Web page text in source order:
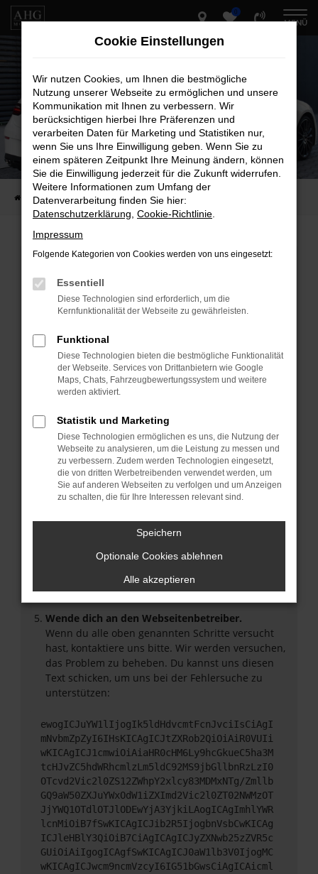
Zum
0
MENÜ
Startseite Fahrzeug-Showroom
Beim Laden ist ein Fehler aufgetreten.
Hier sind ein paar Tipps, die dir helfen können:
Internetverbindung.
Laden andere Webseiten, zum Beispiel deine
Suchmaschine?
Prüfe deine Browsererweiterungen.
das Laden bestimmter Seiten verhindern.
Funktioniert die Seite in einem anderen Browser
oder in einem privaten Fenster?
Starte dein Gerät neu.
Das kann manchmal helfen, vorübergehende
Probleme zu beheben.
Stelle sicher, dass dein Browser und dein
Betriebssystem auf dem neuesten Stand sind.
Veraltete Software birgt nicht nur ein
dass bestimmte Funktionen nicht mehr
Wende dich an den Webseitenbetreiber.
Wenn du alle oben genannten Schritte versucht
hast, kontaktiere uns bitte. Wir werden versuchen,
das Problem zu beheben. Du kannst uns diesen
Text schicken, um uns bei der Fehlersuche zu
unterstützen:
ewogICJuYW1lIjogIk5ldHdvcmtFcnJvciIsCiAgI
mNvbmZpZyI6IHsKICAgICJtZXRob2QiOiAiR0VUIi
wKICAgICJ1cmwiOiAiaHR0cHM6Ly9hcGkueC5ha3M
tcHJvZC5hdWRhcmlzLm5ldC92MS9jbGllbnRzLzI0
OTcvd2Vic2l0ZS12ZWhpY2xlcy83MDMxNTg/Zmllb
GQ9aW50ZXJuYWxOdW1iZXImd2Vic2l0ZT02NWMzOT
JjYWQ1OTdlOTJlODEwYjA3YjkiLAogICAgImhlYWR
lcnMiOiB7fSwKICAgICJib2R5IjogbnVsbCwKICAg
ICJleHBlY3QiOiB7CiAgICAgICJyZXNwb25zZVR5c
GUiOiAiIgogICAgfSwKICAgICJ0aW1lb3V0IjogMC
wKICAgICJwcm9ncmVzcyI6IG51bGwsCiAgICAicml
Cookie Einstellungen
Wir nutzen Cookies, um Ihnen die bestmögliche
Nutzung unserer Webseite zu ermöglichen und unsere
Kommunikation mit Ihnen zu verbessern. Wir
berücksichtigen hierbei Ihre Präferenzen und
verarbeiten Daten für Marketing und Statistiken nur,
wenn Sie uns Ihre Einwilligung geben. Wenn Sie zu
einem späteren Zeitpunkt Ihre Meinung ändern, können
Sie die Einwilligung jederzeit für die Zukunft widerrufen.
Weitere Informationen zum Umfang der
Datenverarbeitung finden Sie hier:
Datenschutzerklärung Cookie-Richtlinie
Impressum
Folgende Kategorien von Cookies werden von uns eingesetzt:
Essentiell
Diese Technologien sind erforderlich, um die
Kernfunktionalität der Webseite zu gewährleisten.
Funktional
Diese Technologien bieten die bestmögliche Funktionalität
der Webseite. Services von Drittanbietern wie Google
Maps, Chats, Fahrzeugbewertungssystem und weitere
werden aktiviert.
Statistik und Marketing
Diese Technologien ermöglichen es uns, die Nutzung der
Webseite zu analysieren, um die Leistung zu messen und
zu verbessern. Zudem werden Technologien eingesetzt,
die von dritten Werbetreibenden verwendet werden, um
Sie auf anderen Webseiten zu verfolgen und um Anzeigen
zu schalten, die für Ihre Interessen relevant sind.
Speichern
Optionale Cookies ablehnen
Alle akzeptieren